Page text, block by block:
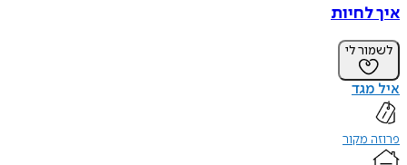
איך לחיות
לשמור לי
איל מגד
פרוזה מקור